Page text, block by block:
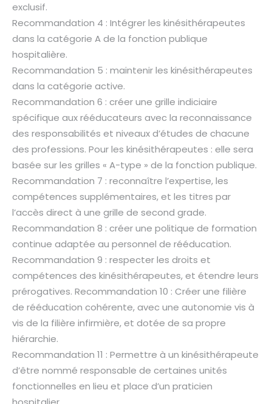
exclusif.
Recommandation 4 : Intégrer les kinésithérapeutes
dans la catégorie A de la fonction publique
hospitalière.
Recommandation 5 : maintenir les kinésithérapeutes
dans la catégorie active.
Recommandation 6 : créer une grille indiciaire
spécifique aux rééducateurs avec la reconnaissance
des responsabilités et niveaux d’études de chacune
des professions. Pour les kinésithérapeutes : elle sera
basée sur les grilles « A-type » de la fonction publique.
Recommandation 7 : reconnaître l’expertise, les
compétences supplémentaires, et les titres par
l’accès direct à une grille de second grade.
Recommandation 8 : créer une politique de formation
continue adaptée au personnel de rééducation.
Recommandation 9 : respecter les droits et
compétences des kinésithérapeutes, et étendre leurs
prérogatives. Recommandation 10 : Créer une filière
de rééducation cohérente, avec une autonomie vis à
vis de la filière infirmière, et dotée de sa propre
hiérarchie.
Recommandation 11 : Permettre à un kinésithérapeute
d’être nommé responsable de certaines unités
fonctionnelles en lieu et place d’un praticien